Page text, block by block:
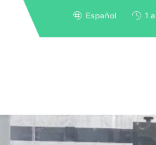
Español 1